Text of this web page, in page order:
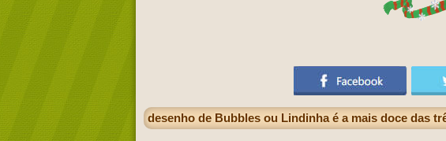
desenho de Bubbles ou Lindinha é a mais doce das